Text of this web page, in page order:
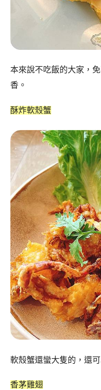
本來說不吃飯的大家，
香。
酥炸軟殼蟹
軟殼蟹還蠻大隻的，還
香茅雞翅